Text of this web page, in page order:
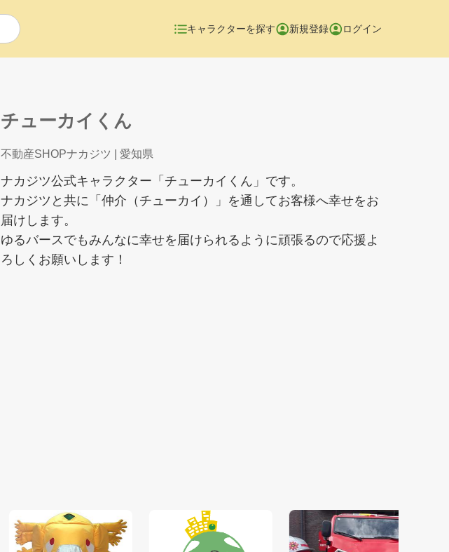
キャラクターを探す 新規登録 ログイン
チューカイくん
不動産SHOPナカジツ | 愛知県
ナカジツ公式キャラクター「チューカイくん」です。
ナカジツと共に「仲介（チューカイ）」を通してお客様へ幸せをお
届けします。
ゆるバースでもみんなに幸せを届けられるように頑張るので応援よ
ろしくお願いします！